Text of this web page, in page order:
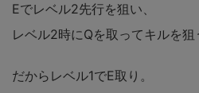
Eでレベル2先行を狙い、
レベル2時にQを取ってキルを狙
だからレベル1でE取り。